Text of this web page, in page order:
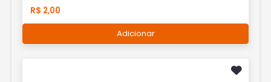
R$ 2,00
Adicionar